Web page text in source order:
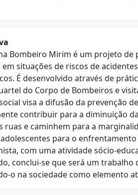
Bombeiro Mirim é um projeto de
situações de riscos de
É desenvolvido através de
do Corpo de Bombeiros e
visa a difusão da prevenção
contribuir para a diminuição
ruas e caminhem para a
para o
com uma atividade sócio-
conclui-se que será um
o na sociedade como elemento